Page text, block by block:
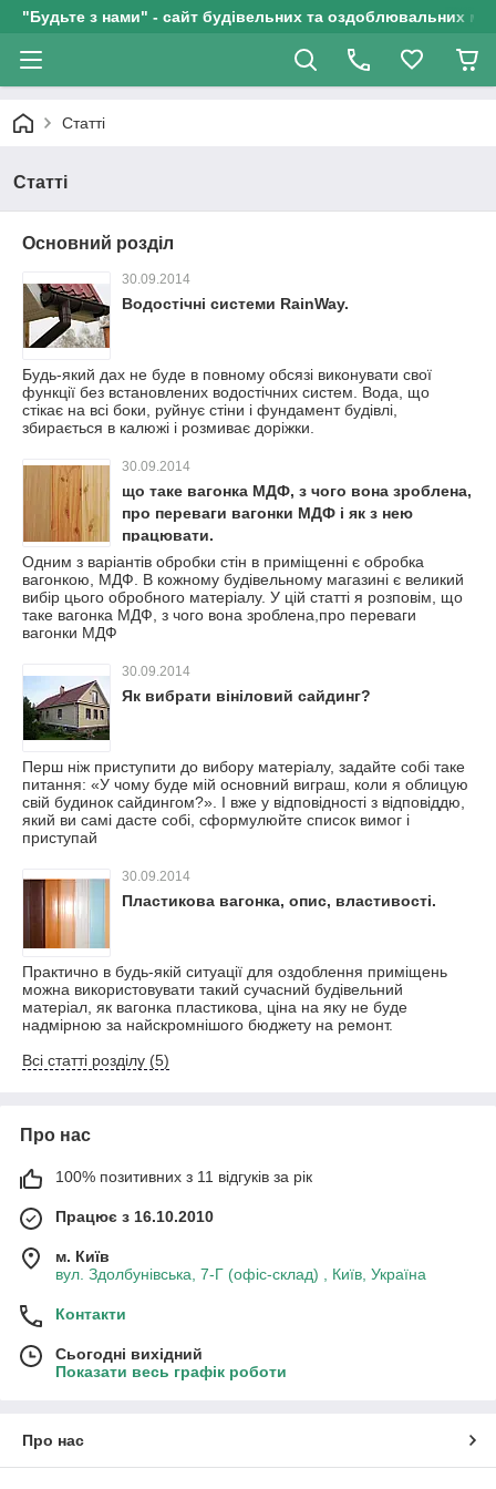
"Будьте з нами" - сайт будівельних та оздоблювальних
Статті
Статті
Основний розділ
30.09.2014
Водостічні системи RainWay.
Будь-який дах не буде в повному обсязі виконувати свої
функції без встановлених водостічних систем. Вода, що
стікає на всі боки, руйнує стіни і фундамент будівлі,
збирається в калюжі і розмиває доріжки.
30.09.2014
що таке вагонка МДФ, з чого вона зроблена,
про переваги вагонки МДФ і як з нею
працювати.
Одним з варіантів обробки стін в приміщенні є обробка
вагонкою, МДФ. В кожному будівельному магазині є великий
вибір цього обробного матеріалу. У цій статті я розповім, що
таке вагонка МДФ, з чого вона зроблена,про переваги
вагонки МДФ
30.09.2014
Як вибрати вініловий сайдинг?
Перш ніж приступити до вибору матеріалу, задайте собі таке
питання: «У чому буде мій основний виграш, коли я облицую
свій будинок сайдингом?». І вже у відповідності з відповіддю,
який ви самі дасте собі, сформулюйте список вимог і
приступай
30.09.2014
Пластикова вагонка, опис, властивості.
Практично в будь-якій ситуації для оздоблення приміщень
можна використовувати такий сучасний будівельний
матеріал, як вагонка пластикова, ціна на яку не буде
надмірною за найскромнішого бюджету на ремонт.
Всі статті розділу (5)
Про нас
100% позитивних з 11 відгуків за рік
Працює з 16.10.2010
м. Київ
вул. Здолбунівська, 7-Г (офіс-склад) , Київ, Україна
Контакти
Сьогодні вихідний
Показати весь графік роботи
Про нас